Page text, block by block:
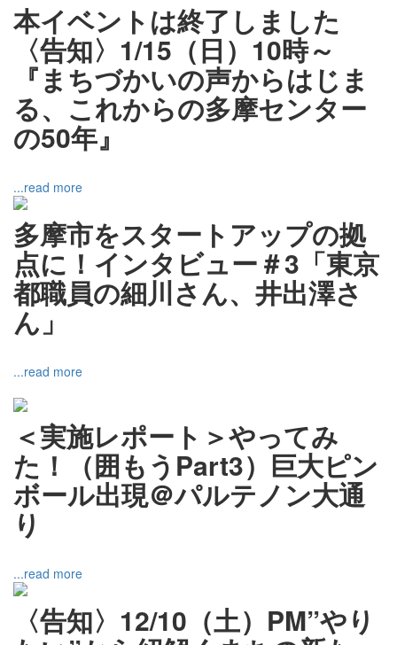
本イベントは終了しました
〈告知〉1/15（日）10時～
『まちづかいの声からはじま
る、これからの多摩センター
の50年』
...read more
多摩市をスタートアップの拠
点に！インタビュー＃3「東京
都職員の細川さん、井出澤さ
ん」
...read more
＜実施レポート＞やってみ
た！（囲もうPart3）巨大ピン
ボール出現＠パルテノン大通
り
...read more
〈告知〉12/10（土）PM”やり